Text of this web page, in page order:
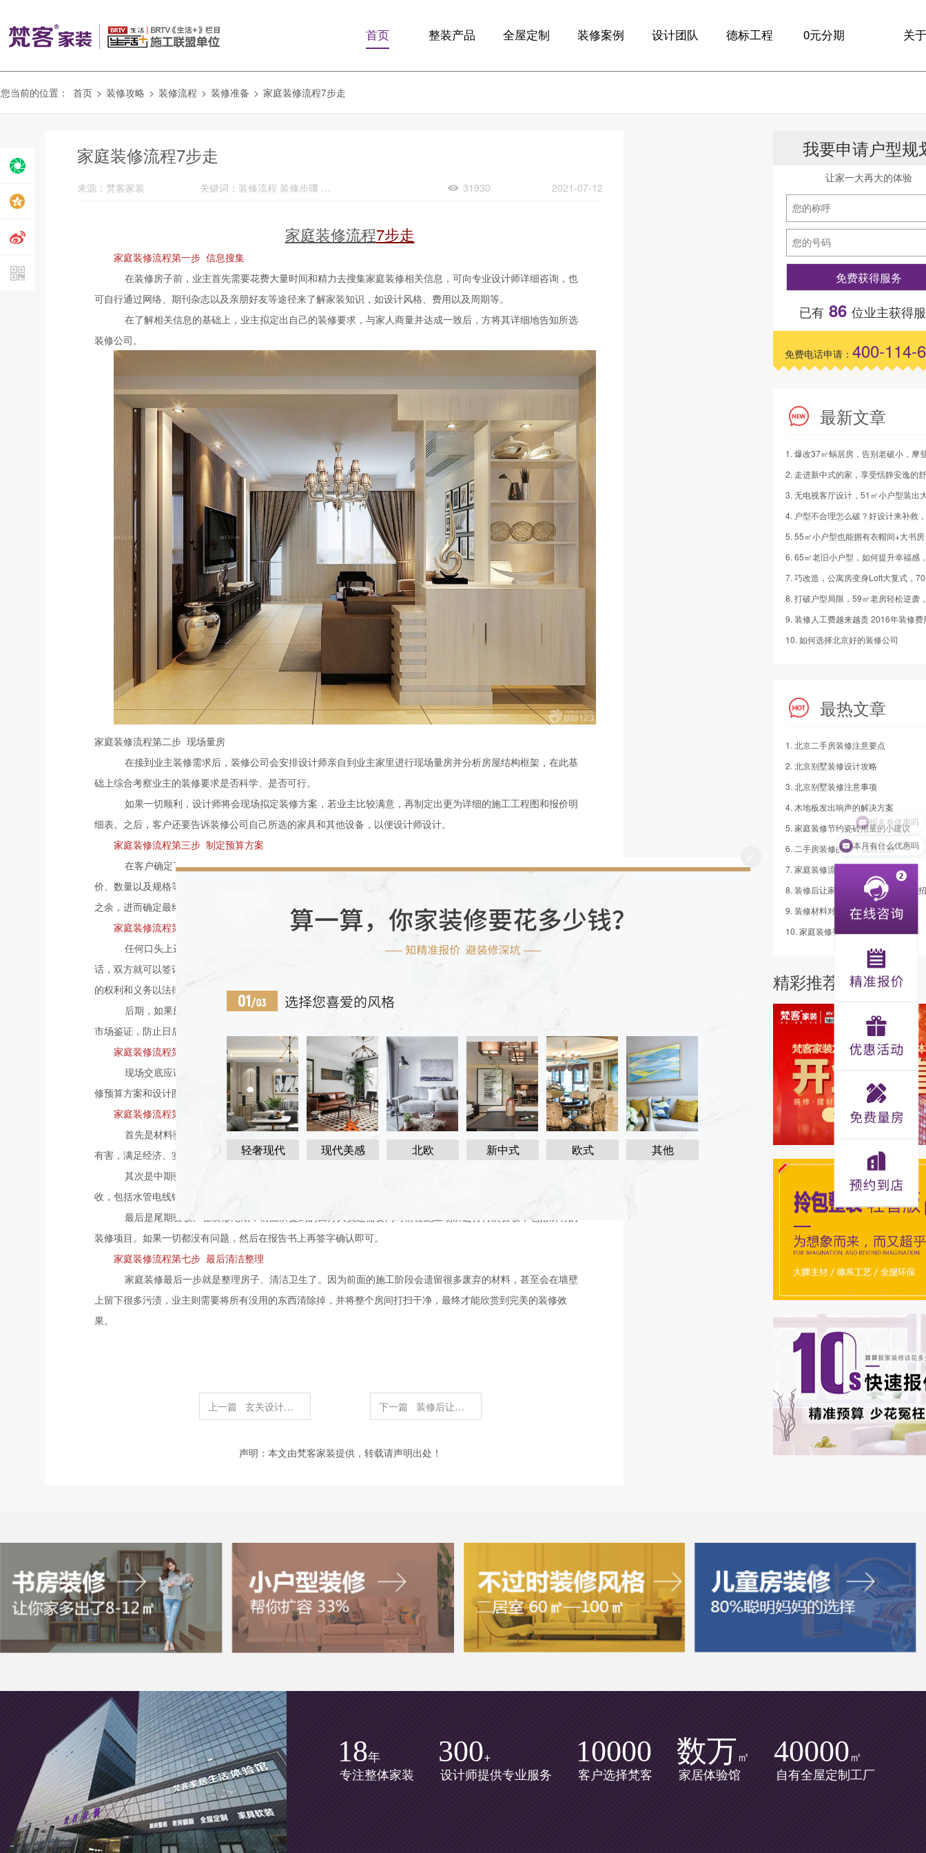
首页 整装产品 全屋定制 装修案例 设计团队 德标工程 0元分期 关
10
家
您当前的位置： 首页 > 装修攻略 > 装修流程 > 装修准备 > 家庭装修流程7步走
家庭装修流程7步走
来源：梵客家装 关键词：装修流程 装修步骤 装修7步骤 31930 2021-07-12
家庭装修流程7步走
家庭装修流程第一步 信息搜集
在装修房子前，业主首先需要花费大量时间和精力去搜集家庭装修相关信息，可向专业设计师详细咨询，也
可自行通过网络、期刊杂志以及亲朋好友等途径来了解家装知识，如设计风格、费用以及周期等。
在了解相关信息的基础上，业主拟定出自己的装修要求，与家人商量并达成一致后，方将其详细地告知所选
装修公司。
家庭装修流程第二步 现场量房
在接到业主装修需求后，装修公司会安排设计师亲自到业主家里进行现场量房并分析房屋结构框架，在此基
础上综合考察业主的装修要求是否科学、是否可行。
如果一切顺利，设计师将会现场拟定装修方案，若业主比较满意，再制定出更为详细的施工工程图和报价明
细表。之后，客户还要告诉装修公司自己所选的家具和其他设备，以便设计师设计。
家庭装修流程第三步 制定预算方案
在客户确定了其各个装修要求后，设计师需要以此为依据拟定出相关装修预算，包括每一项材料的名称、单
价、数量以及规格等。业主应在设计师的预算方案基础上仔细核对价格信息，确保每项开销都有列出，以防有漏掉
之余，进而确定最终的预算方案。
家庭装修流程第四步 签订施工合同
任何口头上达成的协议都不具有法律意义。如果业主和装修公司都在装修方案和预算方案方面协商一致的
话，双方就可以签订由各市工商行政管理局监制统一印刷的《家庭居室装饰装修工程施工合同》，这样才能将双方
的权利和义务以法律手段明确下来，以免出现不必要的麻烦。
后期，如果施工合同有变更需要，业主一定要及时通知装修公司并签订变更合同，并要及时将变更合同通过
市场鉴证，防止日后发生纠纷。
家庭装修流程第五步 现场交底
现场交底应该包括业主、设计师、工程监理和施工负责人四方人员。设计师必须先向其他人详细讲解此次装
修预算方案和设计图纸所达到的装修效果，在各方没有异议的情况下，再协调办理好相关手续。
家庭装修流程第六步 多方验收
首先是材料验收。施工之前，业主需要对所有进场的家装材料进行准备验收，保证家装所用材料不会对人体
有害，满足经济、实用、安全、美观的标准。
其次是中期验收。在装修中期，为了保证装修质量，业主、设计师、工程监理和施工方都要对其进行仔细验
收，包括水管电线铺设、墙体垂直度、天花板无缝对接度等。验收合格后，这些人需在质量报告书上签字确认。
最后是尾期验收。在装修尾期，前面所提到的四方人员还需要同时前往施工场所进行再次验收，包括所有的
装修项目。如果一切都没有问题，然后在报告书上再签字确认即可。
家庭装修流程第七步 最后清洁整理
家庭装修最后一步就是整理房子、清洁卫生了。因为前面的施工阶段会遗留很多废弃的材料，甚至会在墙壁
上留下很多污渍，业主则需要将所有没用的东西清除掉，并将整个房间打扫干净，最终才能欣赏到完美的装修效
果。
上一篇 玄关设计风水禁忌 搞不好会影响到你 下一篇 装修后让家人远离装修污染的四绝招
声明：本文由梵客家装提供，转载请声明出处！
我要申请户型规
让家一大再大的体验
免费获得服务
已有 86 位业主获得
免费电话申请： 400-114-
最新文章
5. 55㎡小户型也能拥有衣帽间+大书房
10. 如何选择北京好的装修公司
最热文章
1. 北京二手房装修注意要点
2. 北京别墅装修设计攻略
3. 北京别墅装修注意事项
4. 木地板发出响声的解决方案
5. 家庭装修节约瓷砖用量的小建议
6. 二手房装修的10个流程分解
7. 家庭装修流程7步走
8. 装修后让家人远离装修污染的四绝招
9. 装修材料对老人房装修风水的影响
10. 家庭装修瓷砖的用量计算方法
精彩推荐
18年
专注整体家装
300+
设计师提供专业服务
10000
客户选择梵客
数万㎡
家居体验馆
40000㎡
自有全屋定制工厂
轻奢现代 现代美感 北欧 新中式 欧式 其他
本月有什么优惠吗